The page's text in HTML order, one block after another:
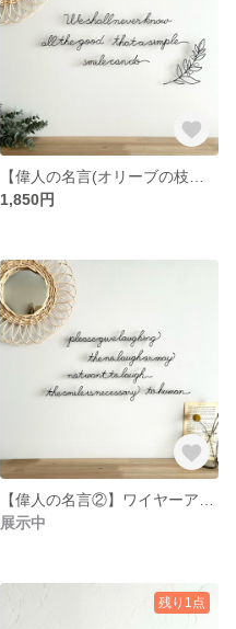
1,850円
展示中
残り1点